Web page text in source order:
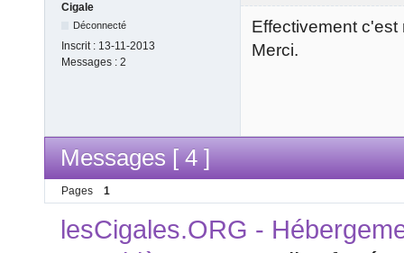
Cigale
Déconnecté
Inscrit : 13-11-2013
Messages : 2
Effectivement c'est
Merci.
Messages [ 4 ]
Pages 1
lesCigales.ORG -